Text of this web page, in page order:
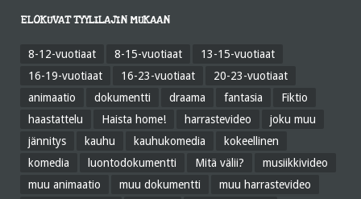
ELOKUVAT TYYLILAJIN MUKAAN
8-12-vuotiaat 8-15-vuotiaat
13-15-vuotiaat
16-19-vuotiaat
16-23-vuotiaat
20-23-vuotiaat
animaatio
dokumentti draama fantasia
Fiktio
haastattelu
Haista home! harrastevideo
joku muu
jännitys
kauhu kauhukomedia
kokeellinen
komedia
luontodokumentti Mitä välii?
musiikkivideo
muu animaatio
muu dokumentti
muu harrastevideo